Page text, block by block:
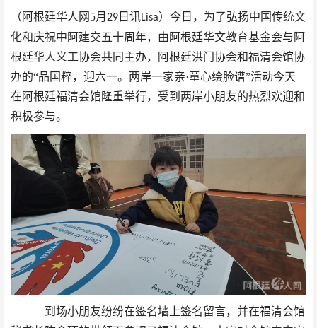
（阿根廷华人网 5月 29 日讯Lisa）今日，为了弘扬中国传统文
化和庆祝中阿建交五十周年，由阿根廷华文教育基金会与阿
根廷华人义工协会共同主办，阿根廷洪门协会和福清会馆协
办的“品国粹，迎六一。两岸一家亲·童心绘脸谱”活动今天
在阿根廷福清会馆隆重举行，受到两岸小朋友的热烈欢迎和
积极参与。
到场小朋友纷纷在签名墙上签名留言，并在福清会馆